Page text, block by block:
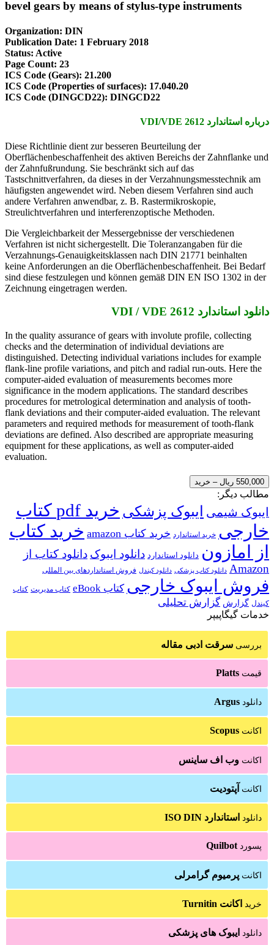
bevel gears by means of stylus-type instruments
Organization: DIN
Publication Date: 1 February 2018
Status: Active
Page Count: 23
ICS Code (Gears): 21.200
ICS Code (Properties of surfaces): 17.040.20
ICS Code (DINGCD22): DINGCD22
درباره استاندارد VDI/VDE 2612
Diese Richtlinie dient zur besseren Beurteilung der
Oberflächenbeschaffenheit des aktiven Bereichs der Zahnflanke und
der Zahnfußrundung. Sie beschränkt sich auf das
Tastschnittverfahren, da dieses in der Verzahnungsmesstechnik am
häufigsten angewendet wird. Neben diesem Verfahren sind auch
andere Verfahren anwendbar, z. B. Rastermikroskopie,
Streulichtverfahren und interferenzoptische Methoden.
Die Vergleichbarkeit der Messergebnisse der verschiedenen
Verfahren ist nicht sichergestellt. Die Toleranzangaben für die
Verzahnungs-Genauigkeitsklassen nach DIN 21771 beinhalten
keine Anforderungen an die Oberflächenbeschaffenheit. Bei Bedarf
sind diese festzulegen und können gemäß DIN EN ISO 1302 in der
Zeichnung eingetragen werden.
دانلود استاندارد VDI / VDE 2612
In the quality assurance of gears with involute profile, collecting
checks and the determination of individual deviations are
distinguished. Detecting individual variations includes for example
flank-line profile variations, and pitch and radial run-outs. Here the
computer-aided evaluation of measurements becomes more
significance in the modern applications. The standard describes
procedures for metrological determination and analysis of tooth-
flank deviations and their computer-aided evaluation. The relevant
parameters and required methods for measurement of tooth-flank
deviations are defined. Also described are appropriate measuring
equipment for these applications, as well as computer-aided
evaluation.
550,000 ریال – خرید
مطالب دیگر:
ایبوک شیمی ایبوک پزشکی
خرید pdf کتاب
خارجی خرید استاندارد خرید کتاب amazon
خرید کتاب
از امازون دانلود استاندارد دانلود ایبوک دانلود کتاب از
Amazon دانلود کتاب پزشکی دانلود کیندل فروش استانداردهای بین المللی
فروش ایبوک خارجی کتاب eBook کتاب مدیریت کتاب
کیندل گزارش گزارش تحلیلی
خدمات گیگاپیپر
بررسی سرقت ادبی مقاله
قیمت Platts
دانلود Argus
اکانت Scopus
اکانت وب اف ساینس
اکانت آپتودیت
دانلود استاندارد ISO DIN
پسوردQuilbot
اکانت پرمیوم گرامرلی
خرید اکانت Turnitin
دانلود ایبوک های پزشکی